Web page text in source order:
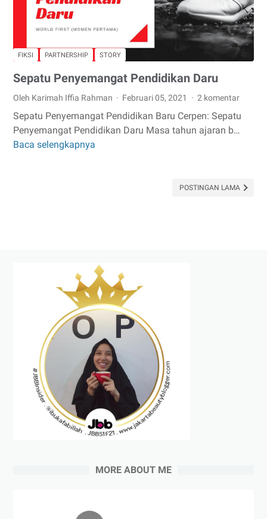
FIKSI PARTNERSHIP STORY
Sepatu Penyemangat Pendidikan Daru
Oleh Karimah Iffia Rahman Februari 05, 2021 2 komentar
Sepatu Penyemangat Pendidikan Baru Cerpen: Sepatu
Penyemangat Pendidikan Daru Masa tahun ajaran b…
Baca selengkapnya
POSTINGAN LAMA
MORE ABOUT ME